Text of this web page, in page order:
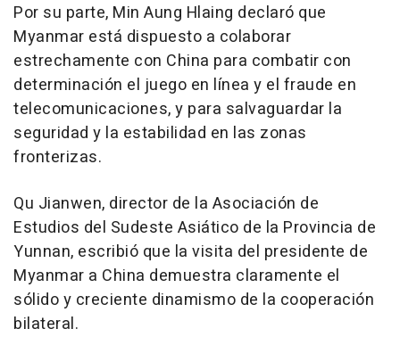
Por su parte, Min Aung Hlaing declaró que
Myanmar está dispuesto a colaborar
estrechamente con China para combatir con
determinación el juego en línea y el fraude en
telecomunicaciones, y para salvaguardar la
seguridad y la estabilidad en las zonas
fronterizas.
Qu Jianwen, director de la Asociación de
Estudios del Sudeste Asiático de la Provincia de
Yunnan, escribió que la visita del presidente de
Myanmar a China demuestra claramente el
sólido y creciente dinamismo de la cooperación
bilateral.